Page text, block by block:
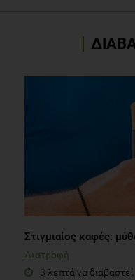
Στιγμιαίος καφές:
Διατροφή
3 λεπτά να διαβαστεί